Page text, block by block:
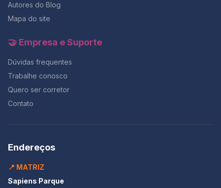
Autores do Blog
Mapa do site
🤝 Empresa e Suporte
Dúvidas frequentes
Trabalhe conosco
Quero ser corretor
Contato
Endereços
📍 MATRIZ
Sapiens Parque